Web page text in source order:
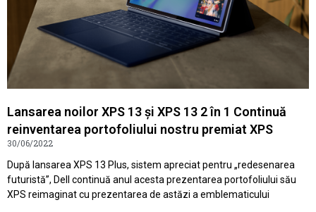
Lansarea noilor XPS 13 și XPS 13 2 în 1 Continuă
reinventarea portofoliului nostru premiat XPS
30/06/2022
După lansarea XPS 13 Plus, sistem apreciat pentru „redesenarea
futuristă”, Dell continuă anul acesta prezentarea portofoliului său
XPS reimaginat cu prezentarea de astăzi a emblematicului